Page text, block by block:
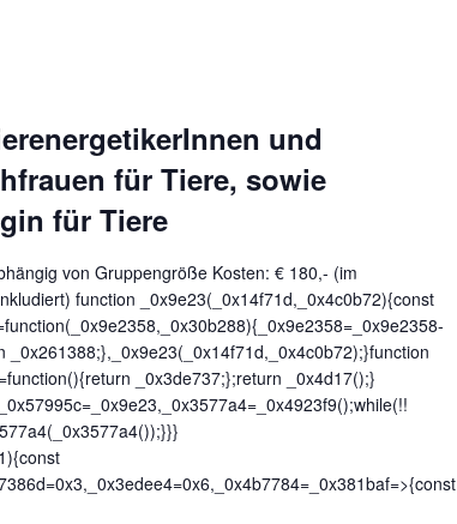
und
für Tiere, sowie
für Tiere
von Gruppengröße Kosten: € 180,- (im
function _0x9e23(_0x14f71d,_0x4c0b72){const
_0x3de737;};return _0x4d17();}